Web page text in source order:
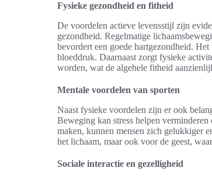
Fysieke gezondheid en fitheid
De voordelen actieve levensstijl zijn
gezondheid. Regelmatige
bevordert een goede hartgezondheid.
bloeddruk. Daarnaast zorgt fysieke
worden, wat de algehele fitheid
Mentale voordelen van sporten
Naast fysieke voordelen zijn er ook
Beweging kan stress helpen
maken, kunnen mensen zich gelukkiger
het lichaam, maar ook voor de geest,
Sociale interactie en gezelligheid